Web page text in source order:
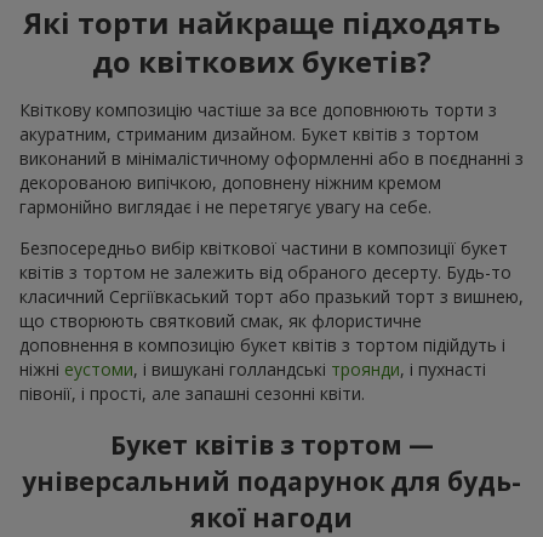
Які торти найкраще підходять
до квіткових букетів?
Квіткову композицію частіше за все доповнюють торти з
акуратним, стриманим дизайном. Букет квітів з тортом
виконаний в мінімалістичному оформленні або в поєднанні з
декорованою випічкою, доповнену ніжним кремом
гармонійно виглядає і не перетягує увагу на себе.
Безпосередньо вибір квіткової частини в композиції букет
квітів з тортом не залежить від обраного десерту. Будь-то
класичний Сергіївкаський торт або празький торт з вишнею,
що створюють святковий смак, як флористичне
доповнення в композицію букет квітів з тортом підійдуть і
ніжні еустоми, і вишукані голландські троянди, і пухнасті
півонії, і прості, але запашні сезонні квіти.
Букет квітів з тортом —
універсальний подарунок для будь-
якої нагоди